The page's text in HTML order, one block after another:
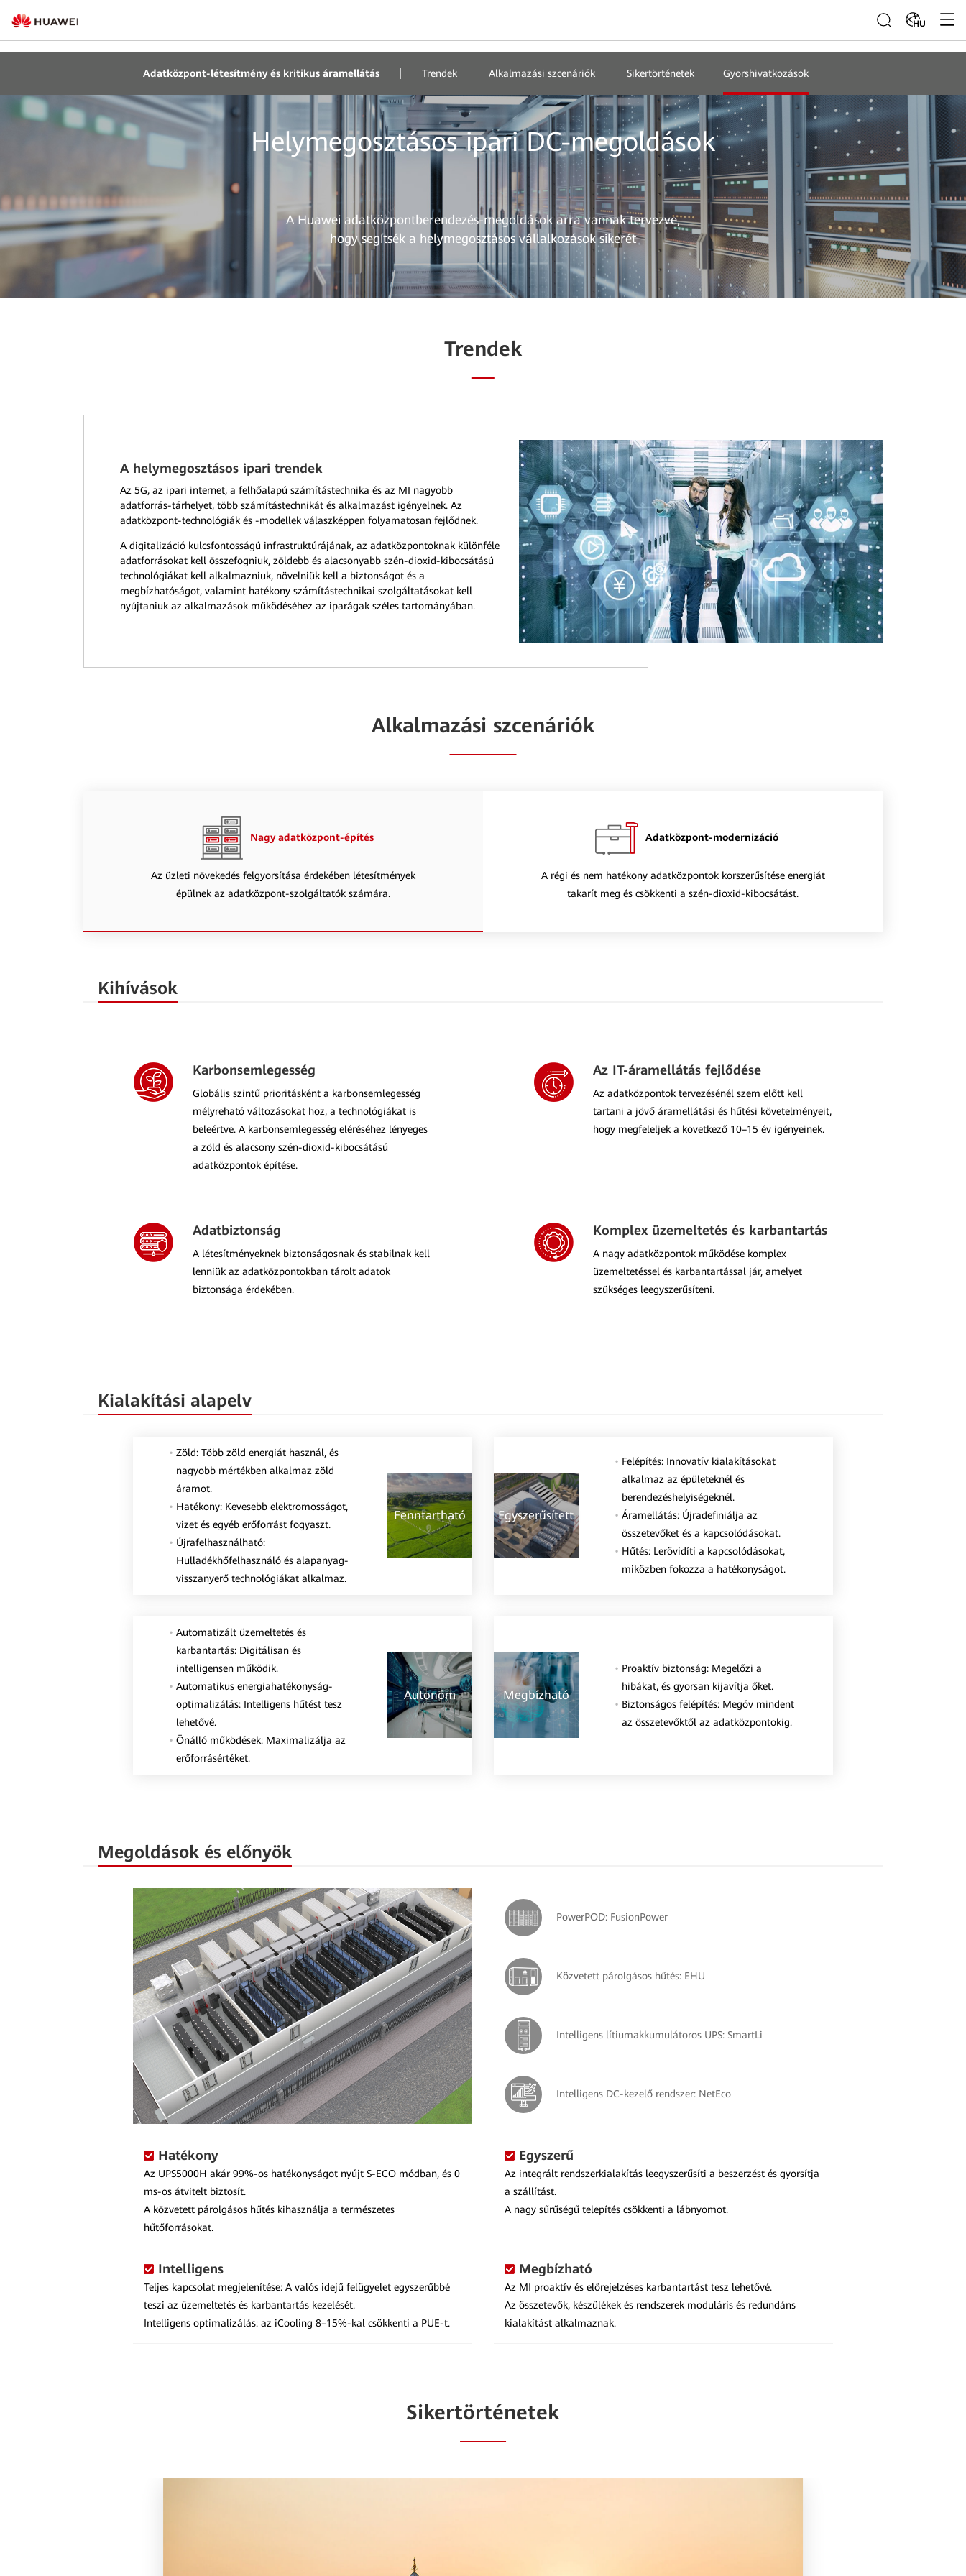
HU
Adatközpont-létesítmény és kritikus áramellátás Trendek Alkalmazási szcenáriók Sikertörténetek Gyorshivatkozások
Helymegosztásos ipari DC-megoldások
A Huawei adatközpontberendezés-megoldások arra vannak tervezve,
hogy segítsék a helymegosztásos vállalkozások sikerét
Trendek
A helymegosztásos ipari trendek
Az 5G, az ipari internet, a felhőalapú számítástechnika és az MI nagyobb
adatforrás-tárhelyet, több számítástechnikát és alkalmazást igényelnek. Az
adatközpont-technológiák és -modellek válaszképpen folyamatosan fejlődnek.
A digitalizáció kulcsfontosságú infrastruktúrájának, az adatközpontoknak különféle
adatforrásokat kell összefogniuk, zöldebb és alacsonyabb szén-dioxid-kibocsátású
technológiákat kell alkalmazniuk, növelniük kell a biztonságot és a
megbízhatóságot, valamint hatékony számítástechnikai szolgáltatásokat kell
nyújtaniuk az alkalmazások működéséhez az iparágak széles tartományában.
Alkalmazási szcenáriók
Nagy adatközpont-építés
Az üzleti növekedés felgyorsítása érdekében létesítmények
épülnek az adatközpont-szolgáltatók számára.
Adatközpont-modernizáció
A régi és nem hatékony adatközpontok korszerűsítése energiát
takarít meg és csökkenti a szén-dioxid-kibocsátást.
Kihívások
Karbonsemlegesség
Globális szintű prioritásként a karbonsemlegesség
mélyreható változásokat hoz, a technológiákat is
beleértve. A karbonsemlegesség eléréséhez lényeges
a zöld és alacsony szén-dioxid-kibocsátású
adatközpontok építése.
Az IT-áramellátás fejlődése
Az adatközpontok tervezésénél szem előtt kell
tartani a jövő áramellátási és hűtési követelményeit,
hogy megfeleljek a következő 10–15 év igényeinek.
Adatbiztonság
A létesítményeknek biztonságosnak és stabilnak kell
lenniük az adatközpontokban tárolt adatok
biztonsága érdekében.
Komplex üzemeltetés és karbantartás
A nagy adatközpontok működése komplex
üzemeltetéssel és karbantartással jár, amelyet
szükséges leegyszerűsíteni.
Kialakítási alapelv
Zöld: Több zöld energiát használ, és
nagyobb mértékben alkalmaz zöld
áramot.
Hatékony: Kevesebb elektromosságot,
vizet és egyéb erőforrást fogyaszt.
Újrafelhasználható:
Hulladékhőfelhasználó és alapanyag-
visszanyerő technológiákat alkalmaz.
Fenntartható Egyszerűsített
Felépítés: Innovatív kialakításokat
alkalmaz az épületeknél és
berendezéshelyiségeknél.
Áramellátás: Újradefiniálja az
összetevőket és a kapcsolódásokat.
Hűtés: Lerövidíti a kapcsolódásokat,
miközben fokozza a hatékonyságot.
Automatizált üzemeltetés és
karbantartás: Digitálisan és
intelligensen működik.
Automatikus energiahatékonyság-
optimalizálás: Intelligens hűtést tesz
lehetővé.
Önálló működések: Maximalizálja az
erőforrásértéket.
Autonóm Megbízható
Proaktív biztonság: Megelőzi a
hibákat, és gyorsan kijavítja őket.
Biztonságos felépítés: Megóv mindent
az összetevőktől az adatközpontokig.
Megoldások és előnyök
PowerPOD: FusionPower
Közvetett párolgásos hűtés: EHU
Intelligens lítiumakkumulátoros UPS: SmartLi
Intelligens DC-kezelő rendszer: NetEco
Hatékony
Az UPS5000H akár 99%-os hatékonyságot nyújt S-ECO módban, és 0
ms-os átvitelt biztosít.
A közvetett párolgásos hűtés kihasználja a természetes
hűtőforrásokat.
Egyszerű
Az integrált rendszerkialakítás leegyszerűsíti a beszerzést és gyorsítja
a szállítást.
A nagy sűrűségű telepítés csökkenti a lábnyomot.
Intelligens
Teljes kapcsolat megjelenítése: A valós idejű felügyelet egyszerűbbé
teszi az üzemeltetés és karbantartás kezelését.
Intelligens optimalizálás: az iCooling 8–15%-kal csökkenti a PUE-t.
Megbízható
Az MI proaktív és előrejelzéses karbantartást tesz lehetővé.
Az összetevők, készülékek és rendszerek moduláris és redundáns
kialakítást alkalmaznak.
Sikertörténetek